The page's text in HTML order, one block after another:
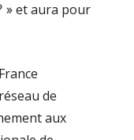
»et aura pour
de
aux